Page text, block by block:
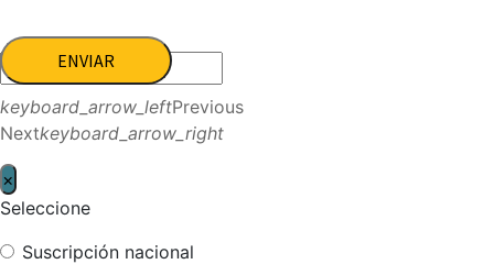
ENVIAR
keyboard_arrow_leftPrevious
Nextkeyboard_arrow_right
×
Seleccione
Suscripción nacional